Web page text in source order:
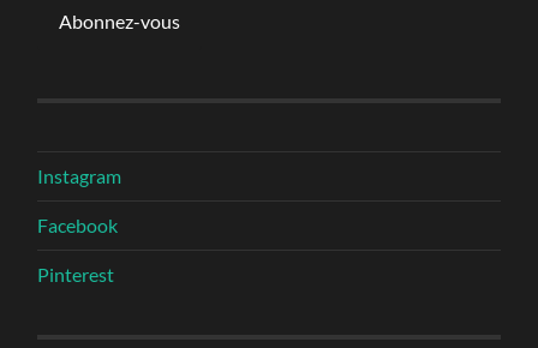
Abonnez-vous
Instagram
Facebook
Pinterest